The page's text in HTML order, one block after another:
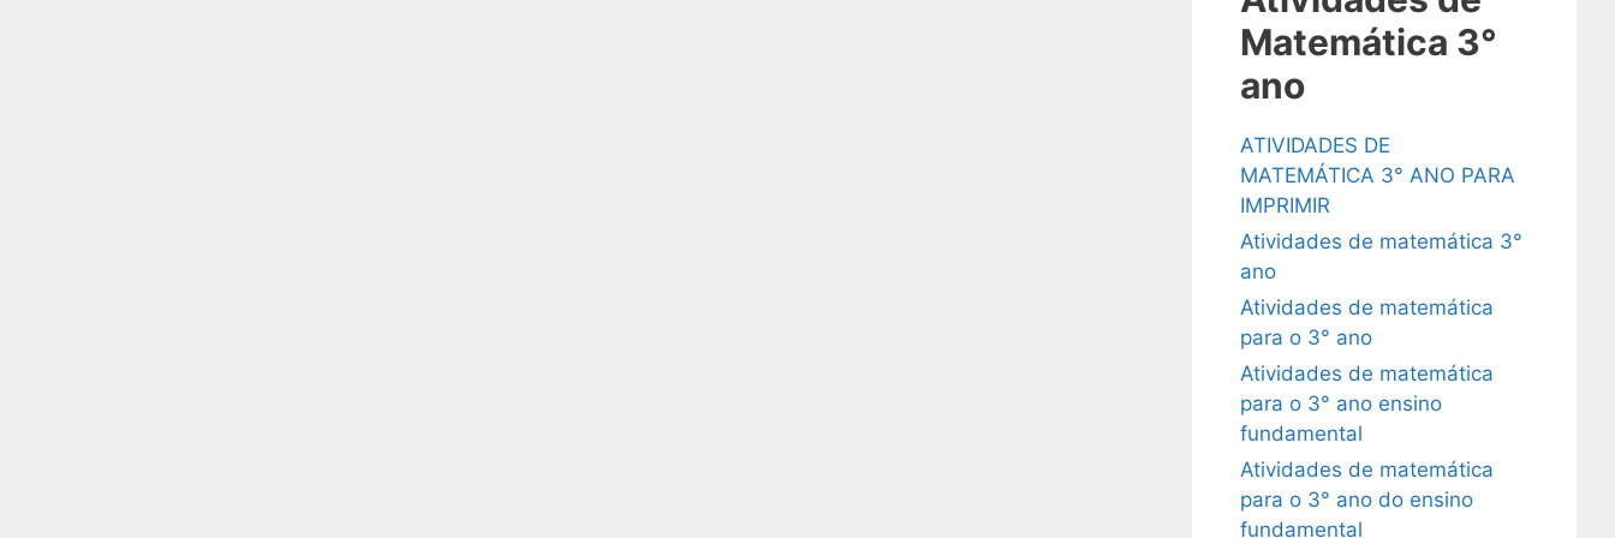
Matemática 3°
ano
ATIVIDADES DE
MATEMÁTICA 3° ANO PARA
IMPRIMIR
Atividades de matemática 3°
ano
Atividades de matemática
para o 3° ano
Atividades de matemática
para o 3° ano ensino
fundamental
Atividades de matemática
para o 3° ano do ensino
fundamental